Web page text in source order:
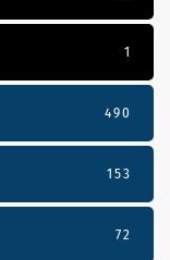
1
490
153
72